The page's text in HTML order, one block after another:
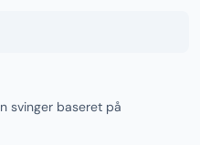
svinger baseret på